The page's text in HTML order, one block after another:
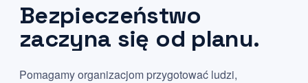
Bezpieczeństwo
zaczyna się od planu.
Pomagamy organizacjom przygotować ludzi,